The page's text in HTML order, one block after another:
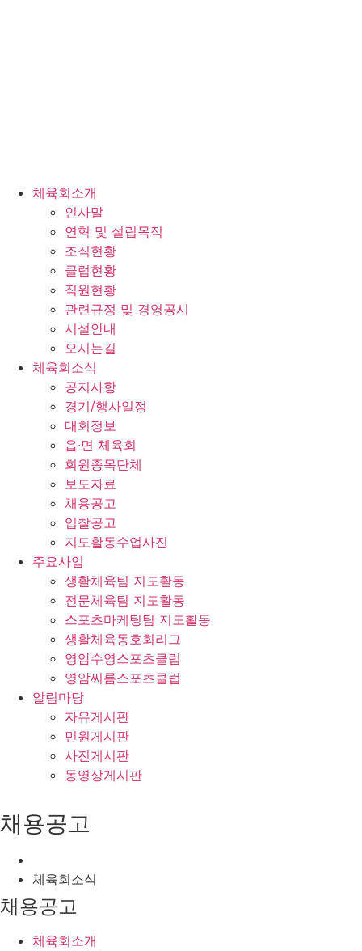
체육회소개
인사말
연혁 및 설립목적
조직현황
클럽현황
직원현황
관련규정 및 경영공시
시설안내
오시는길
체육회소식
공지사항
경기/행사일정
대회정보
읍·면 체육회
회원종목단체
보도자료
채용공고
입찰공고
지도활동수업사진
주요사업
생활체육팀 지도활동
전문체육팀 지도활동
스포츠마케팅팀 지도활동
생활체육동호회리그
영암수영스포츠클럽
영암씨름스포츠클럽
알림마당
자유게시판
민원게시판
사진게시판
동영상게시판
채용공고
체육회소식
채용공고
체육회소개